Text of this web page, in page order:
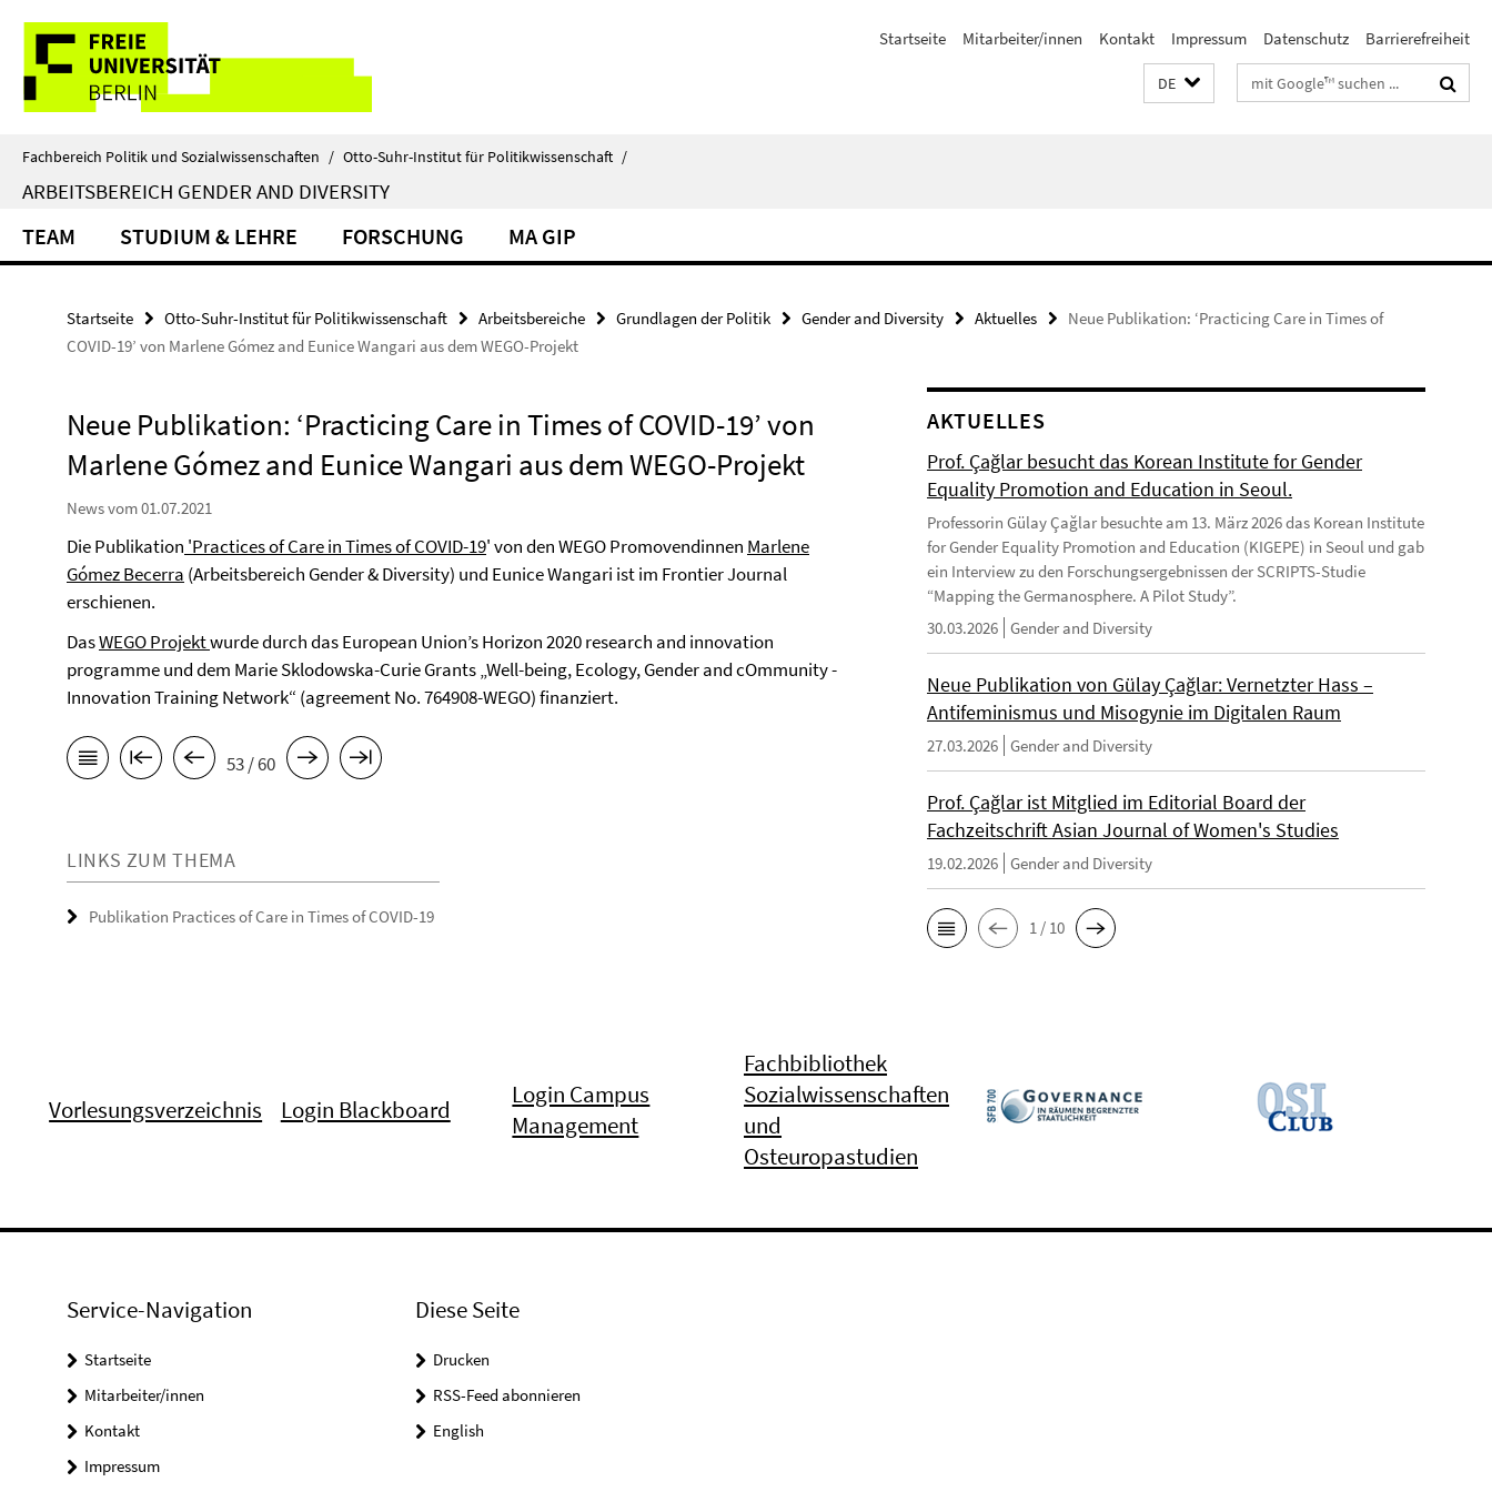
direkt
Inhalt
Service-
Navigation
Startseite Mitarbeiter/innen Kontakt Impressum Datenschutz Barrierefreiheit
DE Suchbegriffe
Fachbereich Politik und Sozialwissenschaften / Otto-Suhr-Institut für Politikwissenschaft /
ARBEITSBEREICH GENDER AND DIVERSITY
TEAM STUDIUM & LEHRE FORSCHUNG MA GIP
Startseite Otto-Suhr-Institut für Politikwissenschaft Arbeitsbereiche Grundlagen der Politik Gender and Diversity Aktuelles
Neue Publikation: ‘Practicing Care in Times of
COVID-19’ von Marlene Gómez and Eunice Wangari aus dem WEGO-Projekt
Neue Publikation: ‘Practicing Care in Times of COVID-19’ von
Marlene Gómez and Eunice Wangari aus dem WEGO-Projekt
News vom 01.07.2021
Die Publikation 'Practices of Care in Times of COVID-19'von den WEGO Promovendinnen Marlene
Gómez Becerra (Arbeitsbereich Gender & Diversity) und Eunice Wangari ist im Frontier Journal
erschienen.
DasWEGO Projektwurde durch das European Union’s Horizon 2020 research and innovation
programme und dem Marie Sklodowska-Curie Grants „Well-being, Ecology, Gender and cOmmunity -
Innovation Training Network“ (agreement No. 764908-WEGO) finanziert.
53 / 60
LINKS ZUM THEMA
Publikation Practices of Care in Times of COVID-19
AKTUELLES
Prof. Çağlar besucht das Korean Institute for Gender
Equality Promotion and Education in Seoul.
Professorin Gülay Çağlar besuchte am 13. März 2026 das Korean Institute
for Gender Equality Promotion and Education (KIGEPE) in Seoul und gab
ein Interview zu den Forschungsergebnissen der SCRIPTS-Studie
“Mapping the Germanosphere. A Pilot Study”.
30.03.2026 Gender and Diversity
Neue Publikation von Gülay Çağlar: Vernetzter Hass –
Antifeminismus und Misogynie im Digitalen Raum
27.03.2026 Gender and Diversity
Prof. Çağlar ist Mitglied im Editorial Board der
Fachzeitschrift Asian Journal of Women's Studies
19.02.2026 Gender and Diversity
1 / 10
Vorlesungsverzeichnis Login Blackboard
Login Campus
Management
Fachbibliothek
Sozialwissenschaften
und
Osteuropastudien
Service-Navigation
Startseite
Mitarbeiter/innen
Kontakt
Impressum
Diese Seite
Drucken
RSS-Feed abonnieren
English